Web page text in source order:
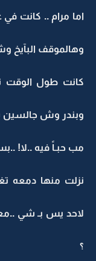
اما مرام .. كانت
وهالموقف البآيخ
كانت طول الوقت
وبندر وش جالسين
مب حبـاً فيه ..لا!
نزلت منها دمعه
لاحد يس بـ شي
؟